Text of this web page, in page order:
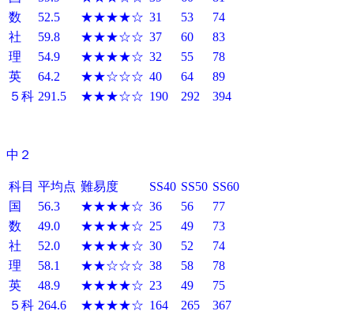
数
52.5 ★★★★☆ 31 53
74
社
59.8 ★★★☆☆ 37 60
83
理
54.9 ★★★★☆ 32 55
78
英
64.2 ★★☆☆☆ 40 64
89
５科 291.5 ★★★☆☆ 190 292 394
中２
科目 平均点 難易度 SS40 SS50 SS60
国
56.3 ★★★★☆ 36 56
77
数
49.0 ★★★★☆ 25 49
73
社
52.0 ★★★★☆ 30 52
74
理
58.1 ★★☆☆☆ 38 58
78
英
48.9 ★★★★☆ 23 49
75
５科 264.6 ★★★★☆ 164 265 367